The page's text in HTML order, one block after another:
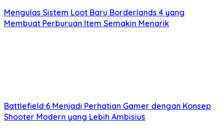
Mengulas Sistem Loot Baru Borderlands 4 yang
Membuat Perburuan Item Semakin Menarik
Battlefield 6 Menjadi Perhatian Gamer dengan Konsep
Shooter Modern yang Lebih Ambisius